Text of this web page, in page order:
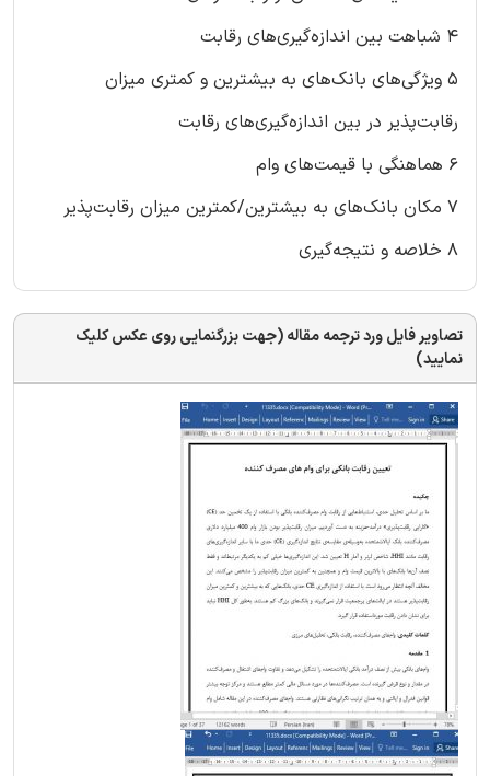
4 شباهت بین اندازه‌گیری‌های رقابت
5 ویژگی‌های بانک‌های به بیشترین و کمتری میزان
رقابت‌پذیر در بین اندازه‌گیری‌های رقابت
6 هماهنگی با قیمت‌های وام
7 مکان بانک‌های به بیشترین/کمترین میزان رقابت‌پذیر
8 خلاصه و نتیجه‌گیری
تصاویر فایل ورد ترجمه مقاله (جهت بزرگنمایی روی عکس کلیک
نمایید)